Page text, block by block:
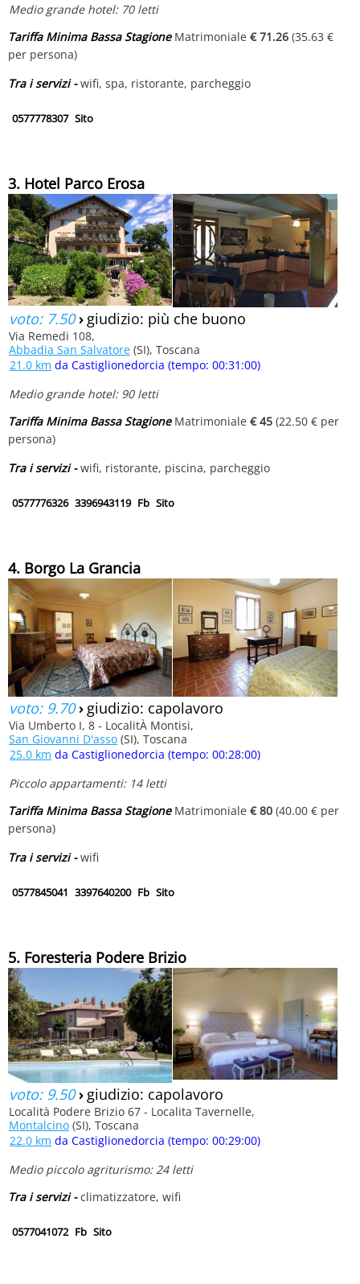
Medio grande hotel: 70 letti
Tariffa Minima Bassa StagioneMatrimoniale € 71.26 (35.63 €
per persona)
Tra i servizi -wifi, spa, ristorante, parcheggio
0577778307 Sito
3. Hotel Parco Erosa
voto: 7.50› giudizio: più che buono
Via Remedi 108,
Abbadia San Salvatore (SI), Toscana
21.0 km da Castiglionedorcia (tempo: 00:31:00)
Medio grande hotel: 90 letti
Tariffa Minima Bassa StagioneMatrimoniale € 45 (22.50 € per
persona)
Tra i servizi -wifi, ristorante, piscina, parcheggio
0577776326 3396943119 Fb Sito
4. Borgo La Grancia
voto: 9.70› giudizio: capolavoro
Via Umberto I, 8 - LocalitÀ Montisi,
San Giovanni D'asso (SI), Toscana
25.0 km da Castiglionedorcia (tempo: 00:28:00)
Piccolo appartamenti: 14 letti
Tariffa Minima Bassa StagioneMatrimoniale € 80 (40.00 € per
persona)
Tra i servizi -wifi
0577845041 3397640200 Fb Sito
5. Foresteria Podere Brizio
voto: 9.50› giudizio: capolavoro
Località Podere Brizio 67 - Localita Tavernelle,
Montalcino (SI), Toscana
22.0 km da Castiglionedorcia (tempo: 00:29:00)
Medio piccolo agriturismo: 24 letti
Tra i servizi -climatizzatore, wifi
0577041072 Fb Sito